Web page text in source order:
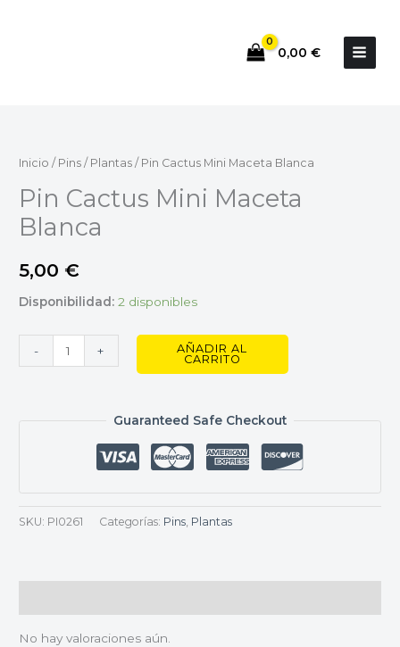
0,00 €
Inicio / Pins / Plantas / Pin Cactus Mini Maceta Blanca
Pin Cactus Mini Maceta
Blanca
5,00 €
Disponibilidad: 2 disponibles
-
Mini
Blanca
cantidad
+
AÑADIR AL
CARRITO
Guaranteed Safe Checkout
SKU: PI0261 Categorías: Pins, Plantas
No hay valoraciones aún.